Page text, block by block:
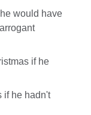
would have
if he
if he hadn't